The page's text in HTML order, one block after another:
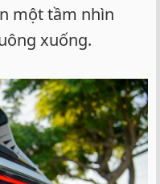
một tầm nhìn
xuống.